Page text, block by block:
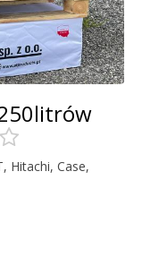
Hitachi, Case,